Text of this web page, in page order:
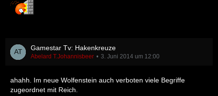
Gamestar Tv: Hakenkreuze
Abelard T.Johannisbeer 3. Juni 2014 um 12:00
ahahh. Im neue Wolfenstein auch verboten viele Begriffe
zugeordnet mit Reich.